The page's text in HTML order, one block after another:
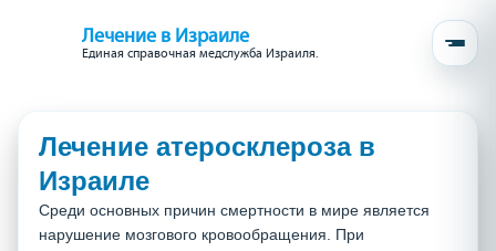
Лечение в Израиле
Единая справочная медслужба Израиля.
Лечение атеросклероза в
Израиле
Среди основных причин смертности в мире является
нарушение мозгового кровообращения. При